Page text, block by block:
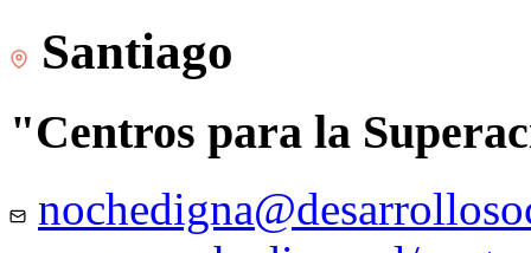
Santiago
"Centros para la